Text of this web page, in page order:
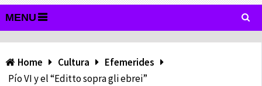
MENU
Home Cultura
Efemerides
Pío VI y el “Editto sopra gli ebrei”